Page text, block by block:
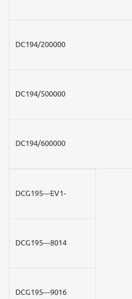
DC194/200000
DC194/500000
DC194/600000
DCG195---EV1-
DCG195---8014
DCG195---9016